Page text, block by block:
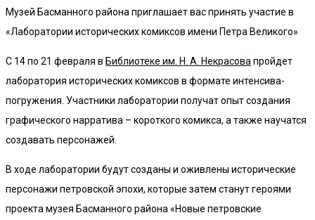
Музей Басманного района приглашает вас принять участие в
«Лаборатории исторических комиксов имени Петра Великого»
С 14 по 21 февраля в Библиотеке им. Н. А. Некрасова пройдет
лаборатория исторических комиксов в формате интенсива-
погружения. Участники лаборатории получат опыт создания
графического нарратива – короткого комикса, а также научатся
создавать персонажей.
В ходе лаборатории будут созданы и оживлены исторические
персонажи петровской эпохи, которые затем станут героями
проекта музея Басманного района «Новые петровские